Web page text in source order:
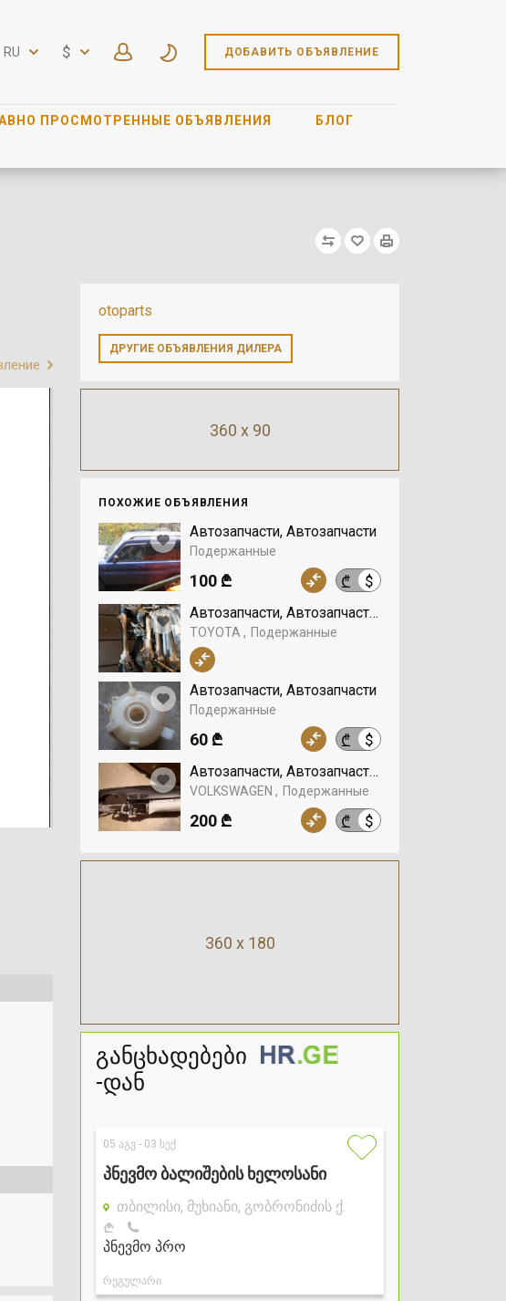
RU $ ДОБАВИТЬ ОБЪЯВЛЕНИЕ
ПРОСМОТРЕННЫЕ ОБЪЯВЛЕНИЯ БЛОГ
otoparts
ДРУГИЕ ОБЪЯВЛЕНИЯ ДИЛЕРА
360 x 90
ПОХОЖИЕ ОБЪЯВЛЕНИЯ
Автозапчасти, Автозапчасти
Подержанные
₾ $
100 ₾
Автозапчасти, Автозапчасти, TOYOTA
TOYOTA Подержанные
Автозапчасти, Автозапчасти
Подержанные
₾ $
60 ₾
Автозапчасти, Автозапчасти, VOLKSWAGEN
VOLKSWAGEN Подержанные
₾ $
200 ₾
360 x 180